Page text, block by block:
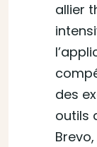
allier
des
outils